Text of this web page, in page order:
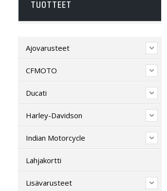
TUOTTEET
Ajovarusteet
CFMOTO
Ducati
Harley-Davidson
Indian Motorcycle
Lahjakortti
Lisävarusteet